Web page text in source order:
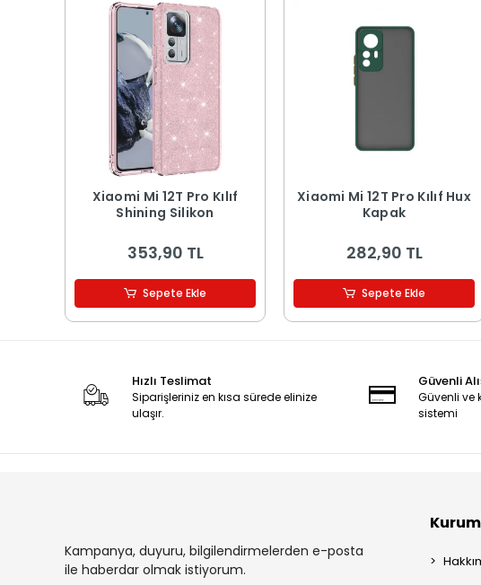
Xiaomi Mi 12T Pro Kılıf
Shining Silikon
353,90 TL
Sepete Ekle
Xiaomi Mi 12T Pro Kılıf Hux
Kapak
282,90 TL
Sepete Ekle
Hızlı Teslimat
Siparişleriniz en kısa sürede elinize
ulaşır.
Güvenli
Güvenli ve
sistemi
Kampanya, duyuru, bilgilendirmelerden e-posta
ile haberdar olmak istiyorum.